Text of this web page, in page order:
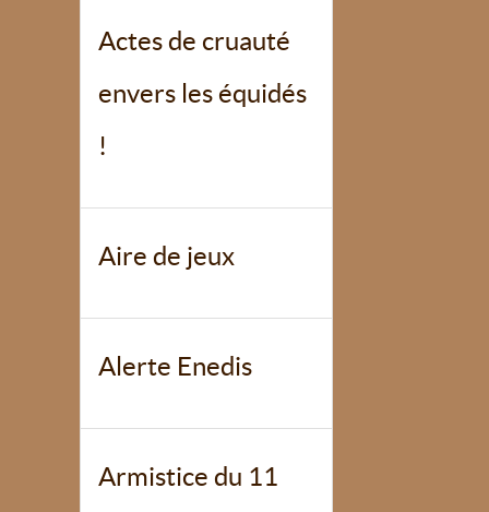
Actes de cruauté
envers les équidés
!
Aire de jeux
Alerte Enedis
Armistice du 11